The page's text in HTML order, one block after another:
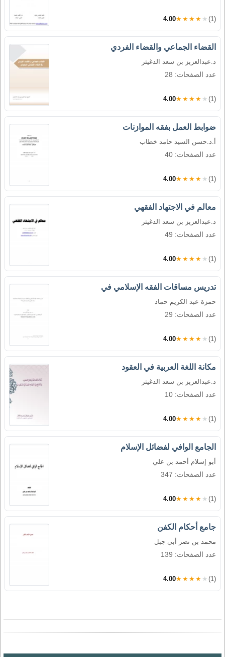
4.00★★★★★ (1)
القضاء الجماعي والقضاء الفردي
د.عبدالعزيز بن سعد الدغيثر
عدد الصفحات: 28
4.00★★★★★ (1)
ضوابط العمل بفقه الموازنات
أ.د.حسن السيد حامد خطاب
عدد الصفحات: 40
4.00★★★★★ (1)
معالم في الاجتهاد الفقهي
د.عبدالعزيز بن سعد الدغيثر
عدد الصفحات: 49
4.00★★★★★ (1)
تدريس مساقات الفقه الإسلامي في
حمزة عبد الكريم حماد
عدد الصفحات: 29
4.00★★★★★ (1)
مكانة اللغة العربية في العقود
د.عبدالعزيز بن سعد الدغيثر
عدد الصفحات: 10
4.00★★★★★ (1)
الجامع الوافي لفضائل الإسلام
أبو إسلام أحمد بن علي
عدد الصفحات: 347
4.00★★★★★ (1)
جامع أحكام الكفن
محمد بن نصر أبي جبل
عدد الصفحات: 139
4.00★★★★★ (1)